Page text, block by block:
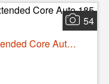
54
Volvo XC40 Recharge Single Extended Core Auto 185 kW (252 CV)